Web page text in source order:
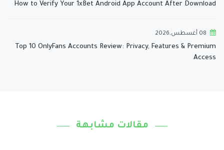
How to Verify Your 1xBet Android App Account After Download
08 أغسطس,2026
Top 10 OnlyFans Accounts Review: Privacy, Features & Premium
Access
مقالات مشابهة